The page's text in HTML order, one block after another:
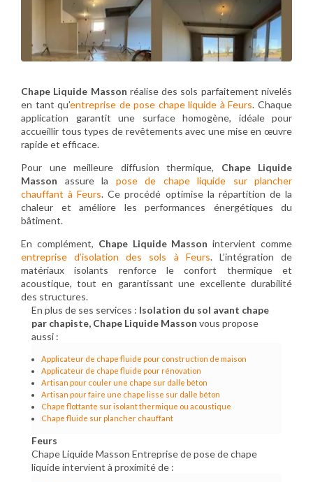
Chape Liquide Masson réalise des sols parfaitement nivelés
en tant qu’entreprise de pose chape liquide à Feurs. Chaque
application garantit une surface homogène, idéale pour
accueillir tous types de revêtements avec une mise en œuvre
rapide et efficace.
Pour une meilleure diffusion thermique, Chape Liquide
Masson assure la pose de chape liquide sur plancher
chauffant à Feurs. Ce procédé optimise la répartition de la
chaleur et améliore les performances énergétiques du
bâtiment.
En complément, Chape Liquide Masson intervient comme
entreprise d’isolation des sols à Feurs. L’intégration de
matériaux isolants renforce le confort thermique et
acoustique, tout en garantissant une excellente durabilité
des structures.
En plus de ses services : Isolation du sol avant chape
par chapiste, Chape Liquide Masson vous propose
aussi :
Applicateur de chape fluide pour construction de maison
Applicateur de chape fluide pour rénovation
Artisan pour couler une chape sur dalle béton
Artisan pour faire une chape lisse sur dalle béton
Chape flottante sur isolant thermique ou acoustique
Chape fluide sur plancher chauffant
Feurs
Chape Liquide Masson Entreprise de pose de chape
liquide intervient à proximité de :